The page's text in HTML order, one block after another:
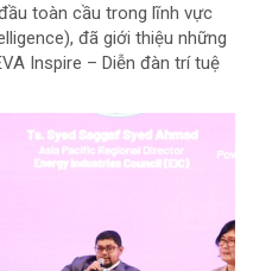
toàn cầu trong lĩnh vực
đã giới thiệu những
Inspire – Diễn đàn trí tuệ